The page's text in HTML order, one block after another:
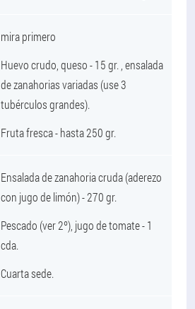
mira primero
Huevo crudo, queso - 15 gr. , ensalada
de zanahorias variadas (use 3
tubérculos grandes).
Fruta fresca - hasta 250 gr.
Ensalada de zanahoria cruda (aderezo
con jugo de limón) - 270 gr.
Pescado (ver 2º), jugo de tomate - 1
cda.
Cuarta sede.